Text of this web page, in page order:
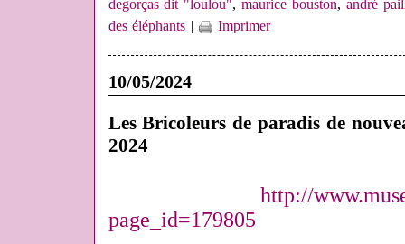
degorças dit "loulou",maurice bouston, andré
des éléphants | Imprimer
10/05/2024
Les Bricoleurs de paradis de
2024
http://
page_id=179805